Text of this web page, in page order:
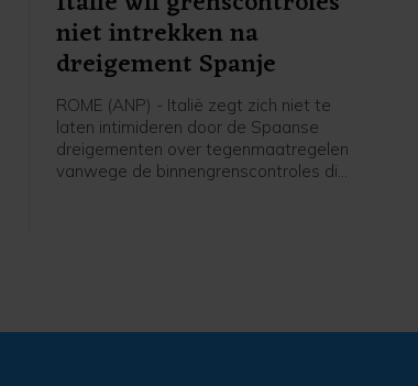
niet intrekken na
dreigement Spanje
ROME (ANP) - Italië zegt zich niet te
laten intimideren door de Spaanse
dreigementen over tegenmaatregelen
vanwege de binnengrenscontroles die